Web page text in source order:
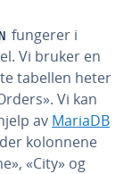
fungerer i
Vi bruker en
tabellen heter
Vi kan
av MariaDB
kolonnene
«City» og